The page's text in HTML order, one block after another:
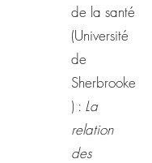
de la santé
(Université
de
Sherbrooke
) : La
relation
des